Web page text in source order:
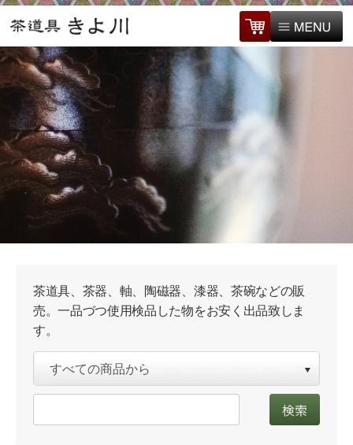
茶道具、茶器、軸、陶磁器、漆器、茶碗などの販
売。一品づつ使用検品した物をお安く出品致しま
す。